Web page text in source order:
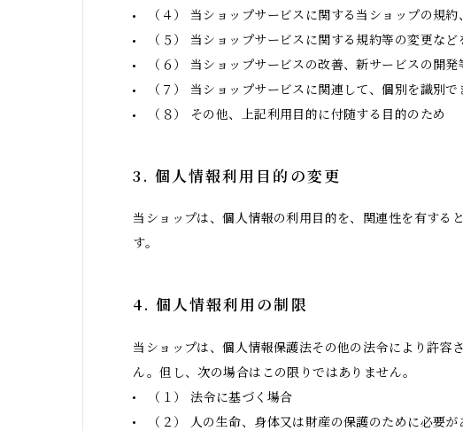
（４） 当ショップサービスに関する当ショップの規
（５） 当ショップサービスに関する規約等の変更など
（６） 当ショップサービスの改善、新サービスの開
（７） 当ショップサービスに関連して、個別を識別
（８） その他、上記利用目的に付随する目的のため
3. 個人情報利用目的の変更
当ショップは、個人情報の利用目的を、関連性を有する
す。
4. 個人情報利用の制限
当ショップは、個人情報保護法その他の法令により許容
ん。但し、次の場合はこの限りではありません。
（１） 法令に基づく場合
（２） 人の生命、身体又は財産の保護のために必要